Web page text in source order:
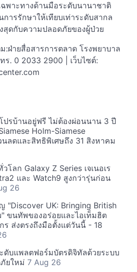
พาะทางด้านมือระดับนานาชาติ
การรักษาให้เทียบเท่าระดับสากล
ดกับความปลอดภัยของผู้ป่วย
:ฝ่ายสื่อสารการตลาด โรงพยาบาล
ร. 0 2033 2900 | เว็บไซต์:
ปรบ้านอยู่ฟรี ไม่ต้องผ่อนนาน 3 ปี
Holm-Siamese
ลดและสิทธิพิเศษถึง 31 สิงหาคม
โลก Galaxy Z Series เจเนอเร
และ Watch9 สูงกว่ารุ่นก่อน
26
"Discover UK: Bringing British
ขนทัพของอร่อยและไอเท็มฮิต
ส่งตรงถึงมือตั้งแต่วันนี้ - 18
ดับแพลตฟอร์มบัตรดิจิทัลด้วยระบบ
ยใหม่ 7 Aug 26